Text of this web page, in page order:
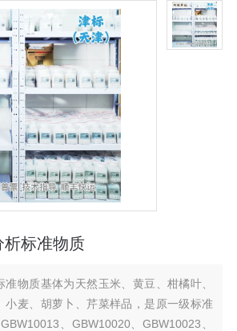
析标准物质
准物质基体为天然玉米、黄豆、柑橘叶、
小麦、胡萝卜、芹菜样品，是原一级标准
、GBW10020、GBW10023、